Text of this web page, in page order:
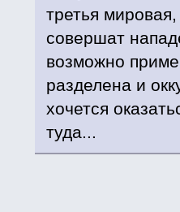
третья
совершат
возможно
разделена и
хочется
туда...